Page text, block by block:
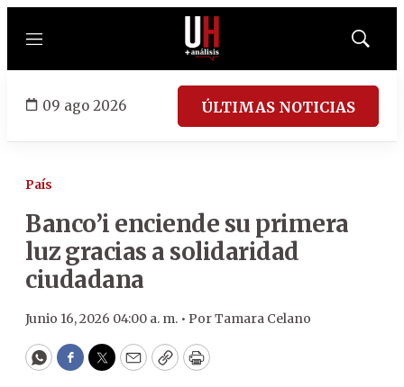
Menú
Mostrar
09 ago 2026 ÚLTIMAS NOTICIAS
País
Banco’i enciende su primera
luz gracias a solidaridad
ciudadana
Junio 16, 2026 04:00 a. m. • PorTamara Celano
WhatsApp
Facebook
Twitter
EmailCopyPrint